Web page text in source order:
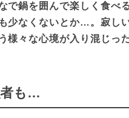
で鍋を囲んで楽しく食べ
少なくないとか…。寂し
様々な心境が入り混じっ
も…